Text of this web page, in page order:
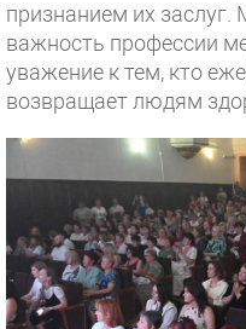
признанием их заслуг.
важность профессии
уважение к тем, кто
возвращает людям